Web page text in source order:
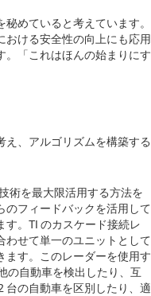
めていると考えています。
おける安全性の向上にも応用
。「これはほんの始まりにす
え、アルゴリズムを構築する
術を最大限活用する方法を
のフィードバックを活用して
す。TI のカスケード接続レ
わせて単一のユニットとして
ます。このレーダーを使用す
の自動車を検出したり、互
台の自動車を区別したり、適